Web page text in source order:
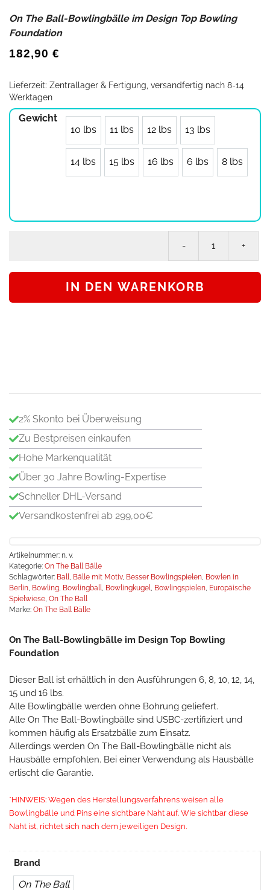
On The Ball-Bowlingbälle im Design Top Bowling
Foundation
182,90 €
Lieferzeit: Zentrallager & Fertigung, versandfertig nach 8-14
Werktagen
Gewicht
10 lbs
11 lbs 12 lbs 13 lbs
14 lbs 15 lbs 16 lbs 6 lbs 8 lbs
im
IN DEN WARENKORB
2% Skonto bei Überweisung
Zu Bestpreisen einkaufen
Hohe Markenqualität
Über 30 Jahre Bowling-Expertise
Schneller DHL-Versand
Versandkostenfrei ab 299,00€
Artikelnummer: n. v.
Kategorie: On The Ball Bälle
Schlagwörter: Ball Bälle mit Motiv, Besser Bowlingspielen Bowlen in
Berlin Bowling Bowlingball Bowlingkugel Bowlingspielen Europäische
Spielwiese On The Ball
Marke: On The Ball Bälle
On The Ball-Bowlingbälle im Design Top Bowling
Foundation
Dieser Ball ist erhältlich in den Ausführungen 6, 8, 10, 12, 14,
15 und 16 lbs.
Alle Bowlingbälle werden ohne Bohrung geliefert.
Alle On The Ball-Bowlingbälle sind USBC-zertifiziert und
kommen häufig als Ersatzbälle zum Einsatz.
Allerdings werden On The Ball-Bowlingbälle nicht als
Hausbälle empfohlen. Bei einer Verwendung als Hausbälle
erlischt die Garantie.
*HINWEIS: Wegen des Herstellungsverfahrens weisen alle
Bowlingbälle und Pins eine sichtbare Naht auf. Wie sichtbar diese
Naht ist, richtet sich nach dem jeweiligen Design.
Brand
On The Ball